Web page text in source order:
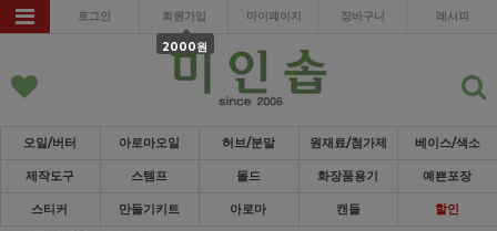
로그인 회원가입
2000원
마이페이지 장바구니 레시피
오일/버터 아로마오일 허브/분말 원재료/첨가제 베이스/색소
제작도구 스템프 몰드 화장품용기 예쁜포장
스티커 만들기키트 아로마 캔들 할인